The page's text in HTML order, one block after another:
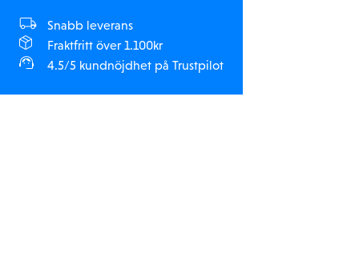
Snabb leverans
Fraktfritt över 1.100kr
4.5/5 kundnöjdhet på Trustpilot